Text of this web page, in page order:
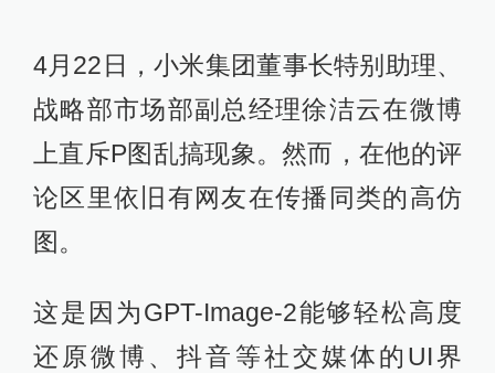
4月22日，小米集团董事长特别助理、
战略部市场部副总经理徐洁云在微博
上直斥P图乱搞现象。然而，在他的评
论区里依旧有网友在传播同类的高仿
图。
这是因为GPT-Image-2能够轻松高度
还原微博、抖音等社交媒体的UI界